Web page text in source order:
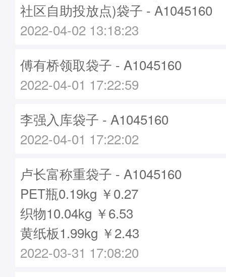
社区自助投放点)袋子 - A1045160
2022-04-02 13:18:23
傅有桥领取袋子 - A1045160
2022-04-01 17:22:59
李强入库袋子 - A1045160
2022-04-01 17:22:02
卢长富称重袋子 - A1045160
PET瓶0.19kg ￥0.27
织物10.04kg ￥6.53
黄纸板1.99kg ￥2.43
2022-03-31 17:08:20